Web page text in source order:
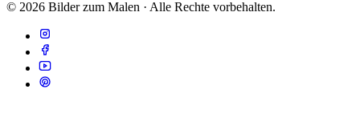
© 2026 Bilder zum Malen · Alle Rechte vorbehalten.